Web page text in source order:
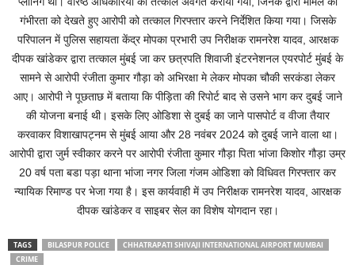
गंभीरता को देखते हुए आरोपी को तत्काल गिरफ्तार करने निर्देशित किया गया। जिसके
परिपालन में पुलिस सहायता केंद्र मोपका प्रभारी उप निरीक्षक रामनरेश यादव, आरक्षक
दीपक खांडेकर द्वारा तत्काल मुंबई जा कर छत्रपति शिवाजी इंटरनेशनल एयरपोर्ट मुंबई के
सामने से आरोपी रंजीता कुमार गौड़ा को अभिरक्षा मे लेकर मोपका चौकी सरकंडा लेकर
आए। आरोपी ने पूछताछ में बताया कि पीड़िता की रिपोर्ट बाद से उसने भाग कर दुबई जाने
की योजना बनाई थी। इसके लिए ओडिशा से दुबई का जाने पासपोर्ट व वीजा तैयार
करवाकर विशाखापट्नम से मुंबई आया और 28 नवंबर 2024 को दुबई जाने वाला था।
आरोपी द्वारा जुर्म स्वीकार करने पर आरोपी रंजीता कुमार गौड़ा पिता भांजा किशोर गौड़ा उम्र
20 वर्ष पता बडा पड़ा थाना भांजा नगर जिला गंजम ओडिशा को विधिवत गिरफ्तार कर
न्यायिक रिमाण्ड पर भेजा गया है। इस कार्यवाही में उप निरीक्षक रामनरेश यादव, आरक्षक
दीपक खांडेकर व साइबर सेल का विशेष योगदान रहा।
TAGS BILASPUR POLICE
CHHATRAPATI SHIVAJI INTERNATIONAL AIRPORT MUMBAI
CRIME